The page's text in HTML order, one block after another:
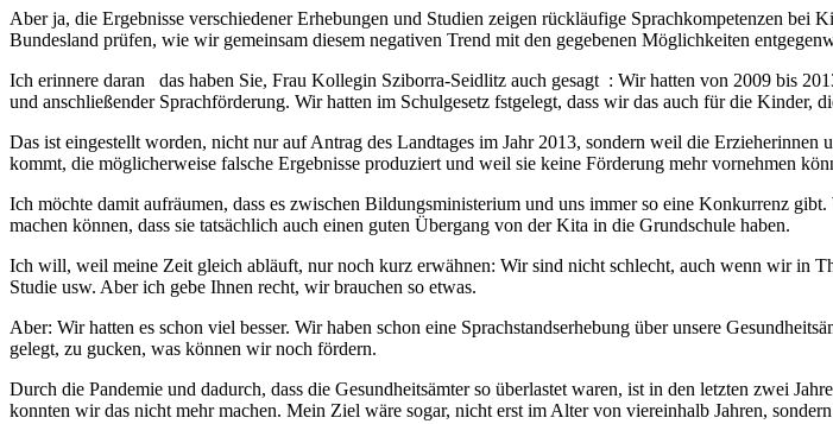
Aber ja, die Ergebnisse verschiedener Erhebungen und Studien zeigen rückläufige Sprachkompetenzen
Bundesland prüfen, wie wir gemeinsam diesem negativen Trend mit den gegebenen Möglichkeiten
Ich erinnere daran das haben Sie, Frau Kollegin Sziborra-Seidlitz auch gesagt : Wir hatten von 2009 bis
und anschließender Sprachförderung. Wir hatten im Schulgesetz fstgelegt, dass wir das auch für die Kinder,
Das ist eingestellt worden, nicht nur auf Antrag des Landtages im Jahr 2013, sondern weil die Erzieherinnen
kommt, die möglicherweise falsche Ergebnisse produziert und weil sie keine Förderung mehr vornehmen
Ich möchte damit aufräumen, dass es zwischen Bildungsministerium und uns immer so eine Konkurrenz
machen können, dass sie tatsächlich auch einen guten Übergang von der Kita in die Grundschule haben.
Ich will, weil meine Zeit gleich abläuft, nur noch kurz erwähnen: Wir sind nicht schlecht, auch wenn wir in
Studie usw. Aber ich gebe Ihnen recht, wir brauchen so etwas.
Aber: Wir hatten es schon viel besser. Wir haben schon eine Sprachstandserhebung über unsere
gelegt, zu gucken, was können wir noch fördern.
Durch die Pandemie und dadurch, dass die Gesundheitsämter so überlastet waren, ist in den letzten zwei
konnten wir das nicht mehr machen. Mein Ziel wäre sogar, nicht erst im Alter von viereinhalb Jahren,